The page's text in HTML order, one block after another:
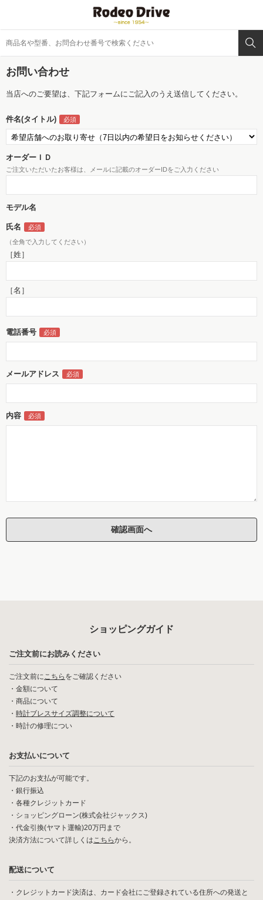
お問い合わせ
当店へのご要望は、下記フォームにご記入のうえ送信してください。
件名(タイトル)
オーダーＩＤ
ご注文いただいたお客様は、メールに記載のオーダーIDをご入力ください
モデル名
氏名
（全角で入力してください）
［姓］
［名］
電話番号
メールアドレス
内容
ショッピングガイド
ご注文前にお読みください
ご注文前にこちら をご確認ください
・ 金額について
・ 商品について
・ 時計ブレスサイズ調整について
・ 時計の修理につい
お支払いについて
下記のお支払が可能です。
・銀行振込
・各種クレジットカード
・ショッピングローン(株式会社ジャックス)
・代金引換(ヤマト運輸)20万円まで
決済方法について詳しくはこちらから。
配送について
・クレジットカード決済は、カード会社にご登録されている住所への発送と